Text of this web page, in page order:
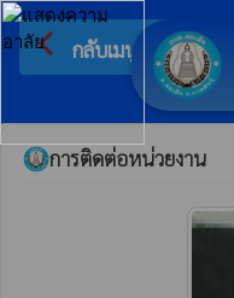
arrow_back_ios กลับเมนูหลัก
การติดต่อหน่วยงาน